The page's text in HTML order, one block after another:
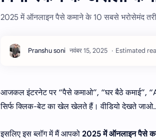
2025 में ऑनलाइन पैसे कमाने के 10 सबसे भरोसेमंद
Estimated
आजकल इंटरनेट पर “पैसे कमाओ”, “घर बैठे कमाई”,
सिर्फ क्लिक-बेट का खेल खेलते हैं। वीडियो देखते जाओ…
इसलिए इस ब्लॉग में मैं आपको 2025 में ऑनलाइन पैसे